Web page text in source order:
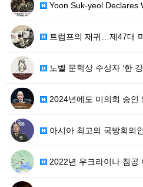
Yoon Suk-yeol Declares
트럼프의 재귀…제47대 미국
노벨 문학상 수상자 ‘한
2024년에도 미의회 승인 없이 북
아시아 최고의 국방회의인 “샹
2022년 우크라이나 침공 이